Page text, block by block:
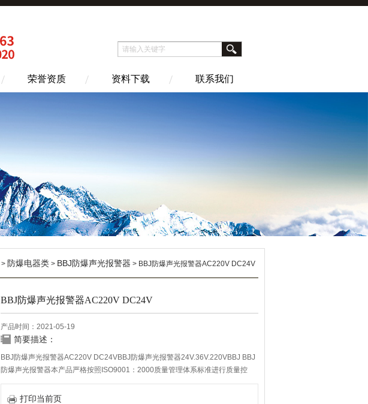
荣誉资质 资料下载 联系我们
> 防爆电器类 > BBJ防爆声光报警器 > BBJ防爆声光报警器AC220V DC24V
BBJ防爆声光报警器AC220V DC24V
产品时间：2021-05-19
简要描述：
BBJ防爆声光报警器AC220V DC24VBBJ防爆声光报警器24V.36V.220VBBJ BBJ
防爆声光报警器本产品严格按照ISO9001：2000质量管理体系标准进行质量控
制，确保产品质量高于国家标准，*达到设计要求，自购买之日起1年内，产品正
常使用下出现任何故障由本公司负责免费维护。 符合GB3836-2000，IEC60079
打印当前页